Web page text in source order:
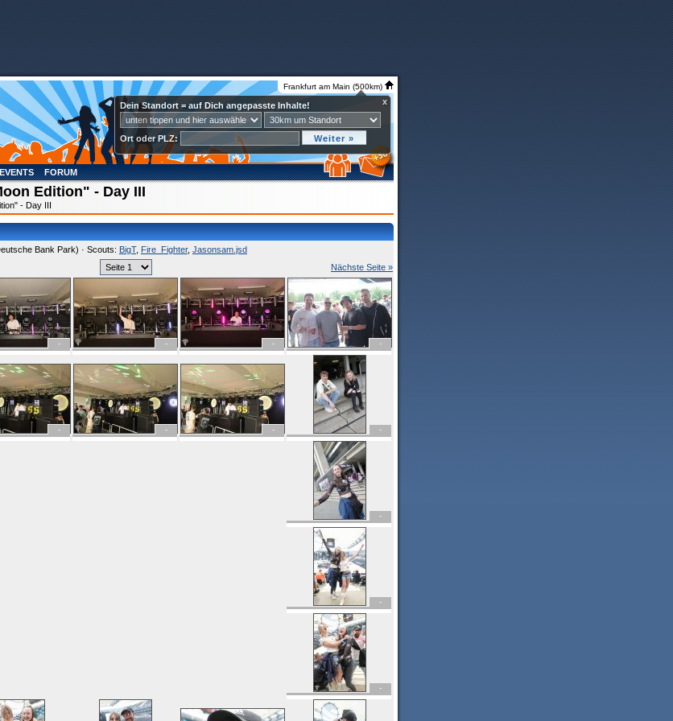
Frankfurt am Main (500km)
Dein Standort = auf Dich angepasste Inhalte! x
Ort oder PLZ:
EVENTS
FORUM
Edition" - Day III
- Day III
Bank Park) · Scouts: BigT, Fire_Fighter, Jasonsam.jsd
Nächste Seite »
- - - -
- - - -
-
-
-